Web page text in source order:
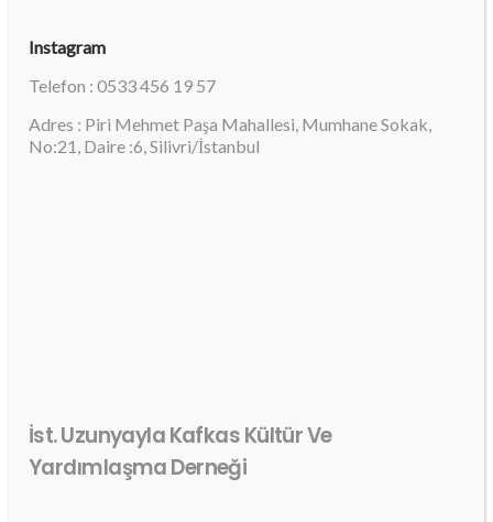
Instagram
Telefon : 0533 456 19 57
Adres : Piri Mehmet Paşa Mahallesi, Mumhane Sokak,
No:21, Daire :6, Silivri/İstanbul
İst. Uzunyayla Kafkas Kültür Ve
Yardımlaşma Derneği